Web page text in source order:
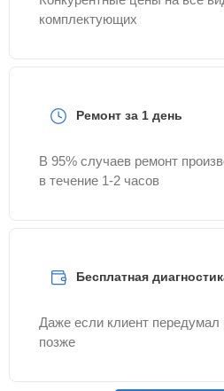
комплектующих
Ремонт за 1 день
В 95% случаев ремонт
в течение 1-2 часов
Бесплатная
Даже если клиент
позже